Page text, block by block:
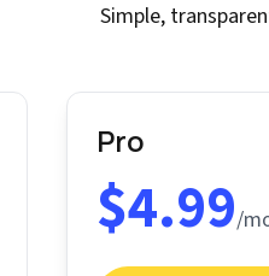
Simple,
Pro
$4.99/